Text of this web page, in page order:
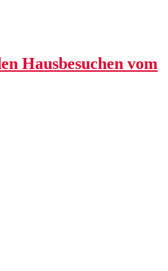
Hausbesuchen vom